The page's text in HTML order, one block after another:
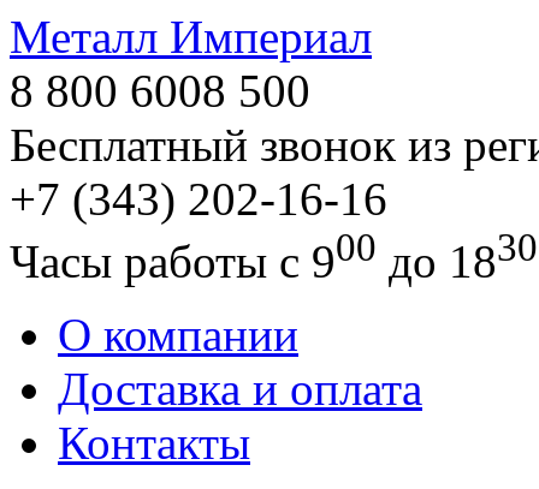
Металл Империал
8 800 6008 500
Бесплатный звонок из
+7 (343) 202-16-16
Часы работы с 900 до 1830
О компании
Доставка и оплата
Контакты